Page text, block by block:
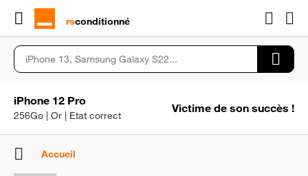
rɘconditionné
iPhone 12 Pro
256Go | Or | Etat correct
Victime de son succès !
Accueil